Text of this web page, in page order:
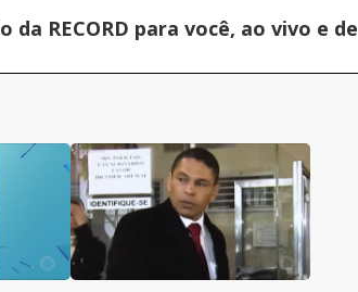
RECORD para você, ao vivo e de